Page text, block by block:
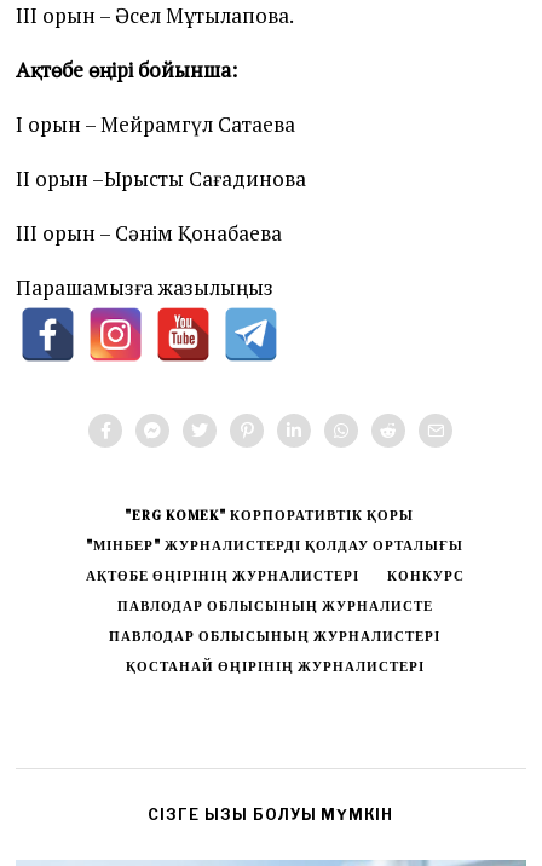
ІІІ орын – Әсел Мұтылапова.
Ақтөбе өңірі бойынша:
І орын – Мейрамгүл Сатаева
ІІ орын –Ырысты Сағадинова
ІІІ орын – Сәнім Қонақбаева
Парақшамызға жазылыңыз
"ERG KOMEK" КОРПОРАТИВТІК ҚОРЫ
"МІНБЕР" ЖУРНАЛИСТЕРДІ ҚОЛДАУ ОРТАЛЫҒЫ
АҚТӨБЕ ӨҢІРІНІҢ ЖУРНАЛИСТЕРІ
КОНКУРС
ПАВЛОДАР ОБЛЫСЫНЫҢ ЖУРНАЛИСТЕ
ПАВЛОДАР ОБЛЫСЫНЫҢ ЖУРНАЛИСТЕРІ
ҚОСТАНАЙ ӨҢІРІНІҢ ЖУРНАЛИСТЕРІ
CІЗГЕ ҚЫЗЫҚ БОЛУЫ МҮМКІН